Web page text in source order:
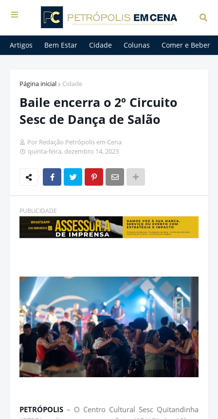
Artigos Bem Estar Cidade Colunas Comer e Beber
Página inicial Cidade
Baile encerra o 2º Circuito
Sesc de Dança de Salão
Por Redação Petrópolis em Cena
quinta-feira, dezembro 14, 2023
PUBLICIDADE
PETRÓPOLIS – O Centro Cultural Sesc Quitandinha